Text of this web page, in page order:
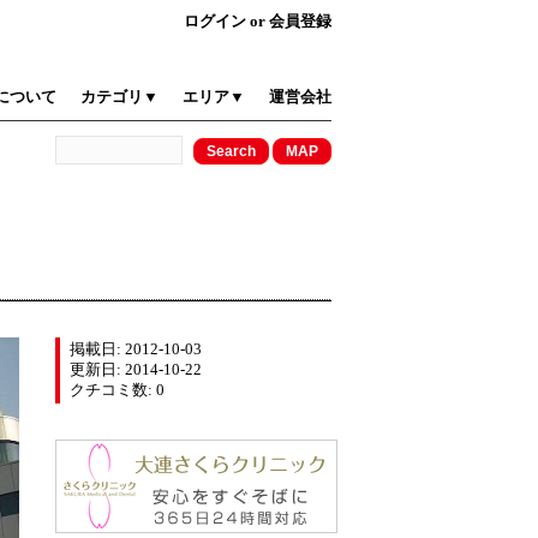
ログイン or 会員登録
ついて カテゴリ▼ エリア▼ 運営会社
掲載日: 2012-10-03
更新日: 2014-10-22
クチコミ数: 0